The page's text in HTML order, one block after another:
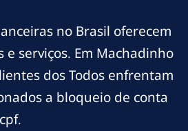
no Brasil oferecem
serviços. Em Machadinho
dos Todos enfrentam
a bloqueio de conta